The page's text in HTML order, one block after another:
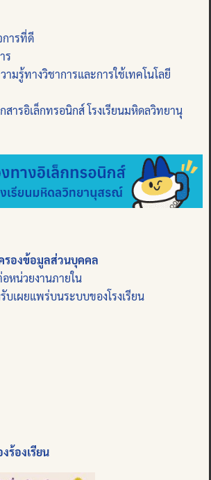
การที่ดี
ร
ามรู้ทางวิชาการและการใช้เทคโนโลยี
สารอิเล็กทรอนิกส์ โรงเรียนมหิดลวิทยานุ
รองข้อมูลส่วนบุคคล
หน่วยงานภายใน
บเผยแพร่บนระบบของโรงเรียน
ร้องเรียน